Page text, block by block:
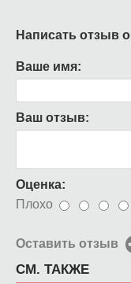
Написать отзыв
Ваше имя:
Ваш отзыв:
Оценка:
Плохо
Оставить отзыв
СМ. ТАКЖЕ